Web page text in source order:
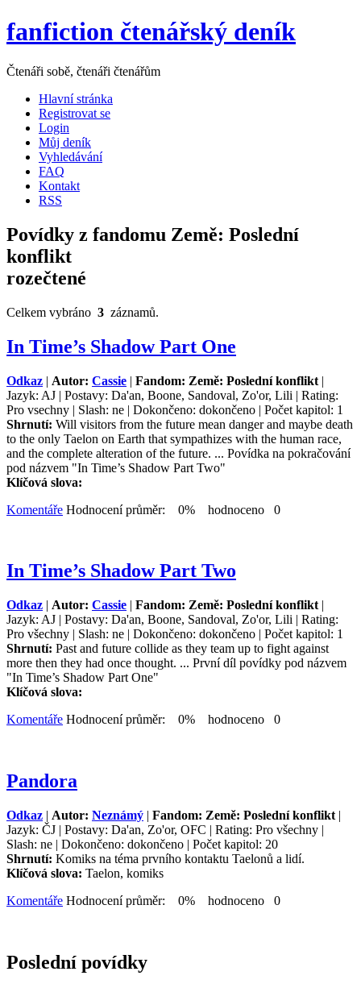
fanfiction čtenářský deník
Čtenáři sobě, čtenáři čtenářům
Hlavní stránka
Registrovat se
Login
Můj deník
Vyhledávání
FAQ
Kontakt
RSS
Povídky z fandomu Země: Poslední
konflikt
rozečtené
Celkem vybráno 3 záznamů.
In Time’s Shadow Part One
Odkaz | Autor: Cassie | Fandom: Země: Poslední konflikt |
Jazyk: AJ | Postavy: Da'an, Boone, Sandoval, Zo'or, Lili | Rating:
Pro vsechny | Slash: ne | Dokončeno: dokončeno | Počet kapitol: 1
Shrnutí: Will visitors from the future mean danger and maybe death
to the only Taelon on Earth that sympathizes with the human race,
and the complete alteration of the future. ... Povídka na pokračování
pod názvem "In Time’s Shadow Part Two"
Klíčová slova:
Komentáře Hodnocení průměr: 0% hodnoceno 0
In Time’s Shadow Part Two
Odkaz | Autor: Cassie | Fandom: Země: Poslední konflikt |
Jazyk: AJ | Postavy: Da'an, Boone, Sandoval, Zo'or, Lili | Rating:
Pro všechny | Slash: ne | Dokončeno: dokončeno | Počet kapitol: 1
Shrnutí: Past and future collide as they team up to fight against
more then they had once thought. ... První díl povídky pod názvem
"In Time’s Shadow Part One"
Klíčová slova:
Komentáře Hodnocení průměr: 0% hodnoceno 0
Pandora
Odkaz | Autor: Neznámý | Fandom: Země: Poslední konflikt |
Jazyk: ČJ | Postavy: Da'an, Zo'or, OFC | Rating: Pro všechny |
Slash: ne | Dokončeno: dokončeno | Počet kapitol: 20
Shrnutí: Komiks na téma prvního kontaktu Taelonů a lidí.
Klíčová slova: Taelon, komiks
Komentáře Hodnocení průměr: 0% hodnoceno 0
Poslední povídky